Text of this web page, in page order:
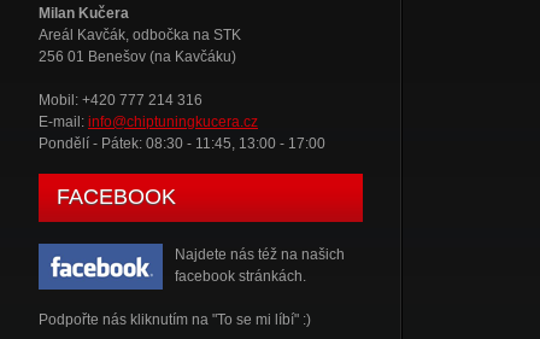
Milan Kučera
Areál Kavčák, odbočka na STK
256 01 Benešov (na Kavčáku)
Mobil: +420 777 214 316
E-mail: info@chiptuningkucera.cz
Pondělí - Pátek: 08:30 - 11:45, 13:00 - 17:00
FACEBOOK
Najdete nás též na našich
facebook stránkách.
Podpořte nás kliknutím na "To se mi líbí" :)